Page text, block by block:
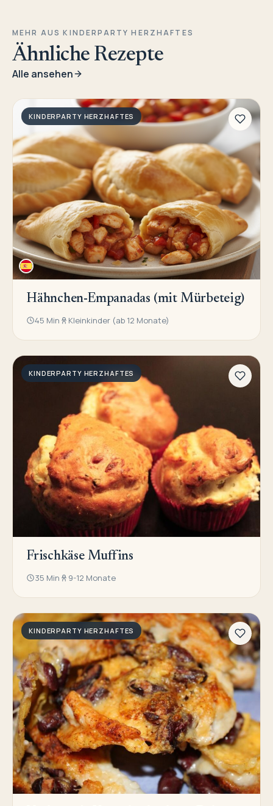
MEHR AUS KINDERPARTY HERZHAFTES
Ähnliche Rezepte
Alle ansehen
KINDERPARTY HERZHAFTES
Hähnchen-Empanadas (mit Mürbeteig)
45 Min Kleinkinder (ab 12 Monate)
KINDERPARTY HERZHAFTES
Frischkäse Muffins
35 Min 9-12 Monate
KINDERPARTY HERZHAFTES